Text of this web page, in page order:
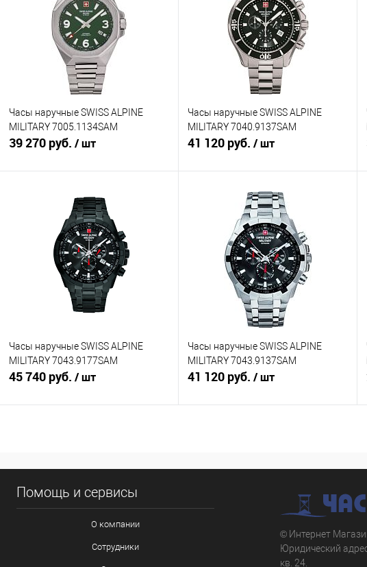
Часы наручные SWISS ALPINE
MILITARY 7005.1134SAM
39 270 руб. / шт
В корзину
Купить в 1 клик
К сравнению
В избранное
В наличии
Часы наручные SWISS ALPINE
MILITARY 7040.9137SAM
41 120 руб. / шт
В корзину
Купить в 1 клик
К сравнению
В избранное
В наличии
Часы наручные SWISS ALPINE
MILITARY 7043.9177SAM
45 740 руб. / шт
Купить в 1 клик
К сравнению
В избранное
В наличии
Часы наручные SWISS ALPINE
MILITARY 7043.9137SAM
41 120 руб. / шт
Купить в 1 клик
К сравнению
В наличии
Помощь и сервисы
О компании
Сотрудники
© Интернет
Юридический
кв. 24.